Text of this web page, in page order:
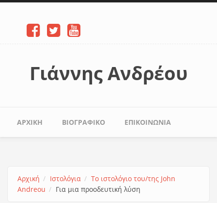
Παράκαμψη προς το κυρίως περιεχόμενο
Γιάννης Ανδρέου
Κύριο μενού
ΑΡΧΙΚΉ ΒΙΟΓΡΑΦΙΚΌ ΕΠΙΚΟΙΝΩΝΊΑ
Αρχική Ιστολόγια
Το ιστολόγιο του/της John
Andreou
Για μια προοδευτική λύση